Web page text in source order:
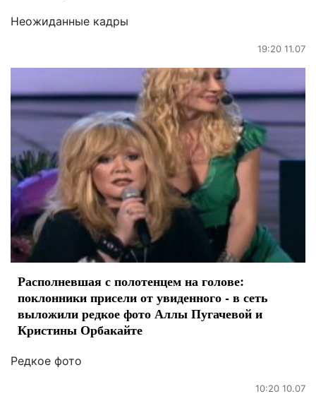
Неожиданные кадры
19:20 11.07
Располневшая с полотенцем на голове:
поклонники присели от увиденного - в сеть
выложили редкое фото Аллы Пугачевой и
Кристины Орбакайте
Редкое фото
10:20 10.07